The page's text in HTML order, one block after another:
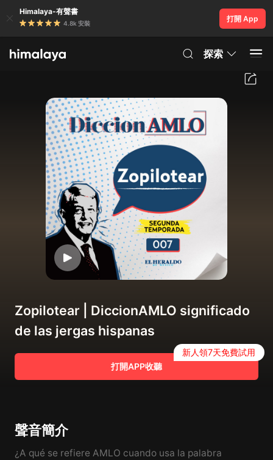
Himalaya-有聲書
4.8k 安裝
打開 App
探索
Zopilotear | DiccionAMLO significado
de las jergas hispanas
打開APP收聽
新人領7天免費試用
聲音簡介
¿A qué se refiere AMLO cuando usa la palabra